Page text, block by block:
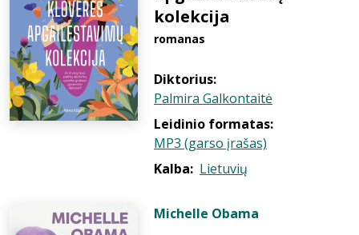
kolekcija
romanas
Diktorius:
Palmira Galkontaitė
Leidinio formatas:
MP3 (garso įrašas)
Kalba: Lietuvių
Michelle Obama